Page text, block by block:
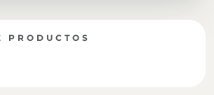
PRODUCTOS